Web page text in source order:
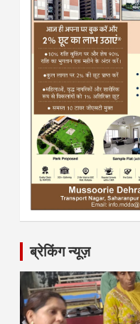
ब्रेकिंग न्यूज़